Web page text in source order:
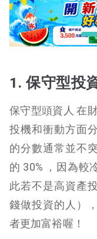
1. 保守型投
保守型頭資人 在
投機和衝動方面
的分數通常並不
的 30% ，因為較
此若不是高資產
錢做投資的人）
者更加富裕喔！